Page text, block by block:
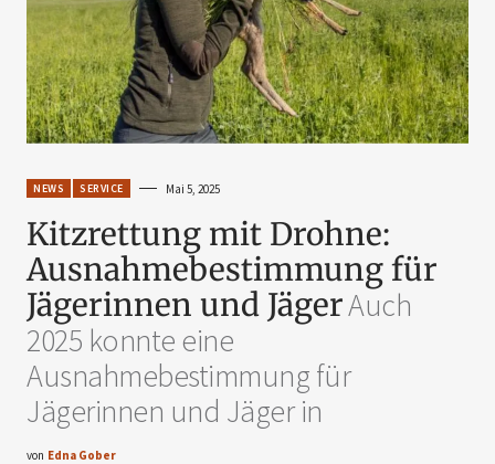
NEWS SERVICE Mai 5, 2025
Kitzrettung mit Drohne:
Ausnahmebestimmung für
Jägerinnen und JägerAuch
2025 konnte eine
Ausnahmebestimmung für
Jägerinnen und Jäger in
von Edna Gober